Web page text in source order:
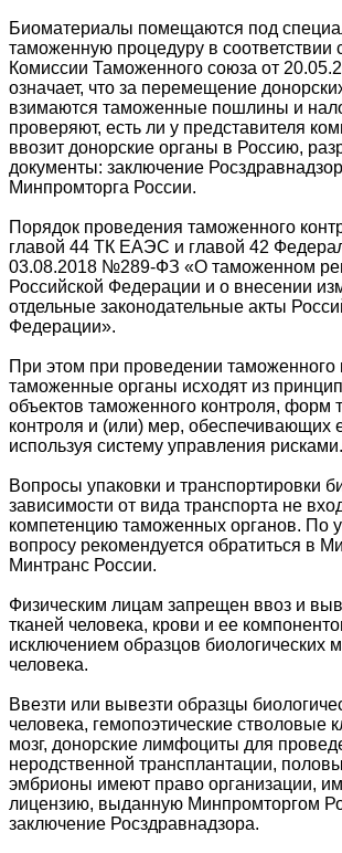
Биоматериалы помещаются под
таможенную процедуру в
Комиссии Таможенного союза от
означает, что за перемещение
взимаются таможенные пошлины и
проверяют, есть ли у представителя
ввозит донорские органы в Россию,
документы: заключение
Минпромторга России.
Порядок проведения таможенного
главой 44 ТК ЕАЭС и главой 42
03.08.2018 №289-ФЗ «О таможенном
Российской Федерации и о внесении
отдельные законодательные акты
Федерации».
При этом при проведении таможенного
таможенные органы исходят из
объектов таможенного контроля, форм
контроля и (или) мер, обеспечивающих
используя систему управления рисками.
Вопросы упаковки и транспортировки
зависимости от вида транспорта не
компетенцию таможенных органов. По
вопросу рекомендуется обратиться в
Минтранс России.
Физическим лицам запрещен ввоз и
тканей человека, крови и ее
исключением образцов биологических
человека.
Ввезти или вывезти образцы
человека, гемопоэтические стволовые
мозг, донорские лимфоциты для
неродственной трансплантации,
эмбрионы имеют право организации,
лицензию, выданную Минпромторгом
заключение Росздравнадзора.